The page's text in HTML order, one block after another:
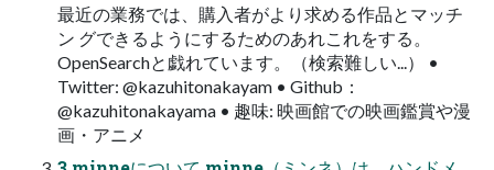
最近の業務では、購入者がより求める作品とマッチ
ン グできるようにするためのあれこれをする。
OpenSearchと戯れています。（検索難しい...） •
Twitter: @kazuhitonakayam • Github：
@kazuhitonakayama • 趣味: 映画館での映画鑑賞や漫
画・アニメ